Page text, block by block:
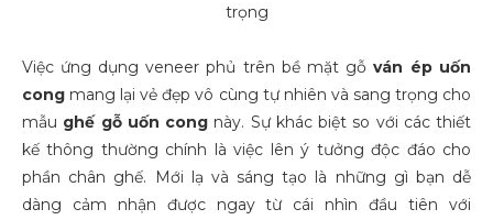
trọng
Việc ứng dụng veneer phủ trên bề mặt gỗ ván ép uốn
cong mang lại vẻ đẹp vô cùng tự nhiên và sang trọng cho
mẫu ghế gỗ uốn cong này. Sự khác biệt so với các thiết
kế thông thường chính là việc lên ý tưởng độc đáo cho
phần chân ghế. Mới lạ và sáng tạo là những gì bạn dễ
dàng cảm nhận được ngay từ cái nhìn đầu tiên với